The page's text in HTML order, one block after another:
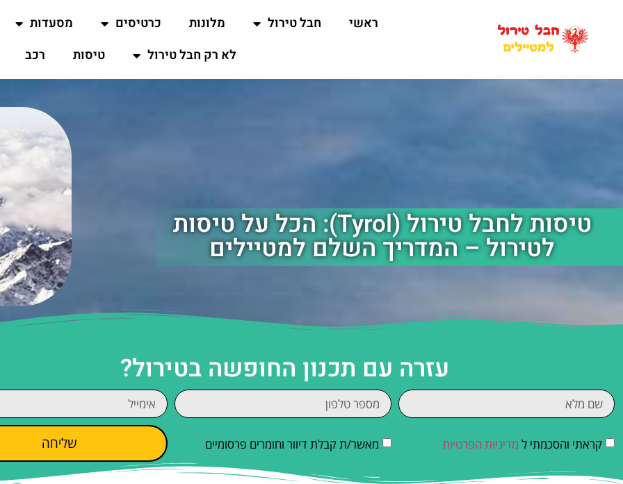
ראשי חבל טירול מלונות כרטיסים מסעדות
לא רק חבל טירול
טיסות רכב
טיסות לחבל טירול (Tyrol): הכל על טיסות
לטירול – המדריך השלם למטיילים
עזרה עם תכנון החופשה בטירול?
קראתי והסכמתי ל מדיניות הפרטיות מאשר/ת קבלת דיוור וחומרים פרסומיים שליחה